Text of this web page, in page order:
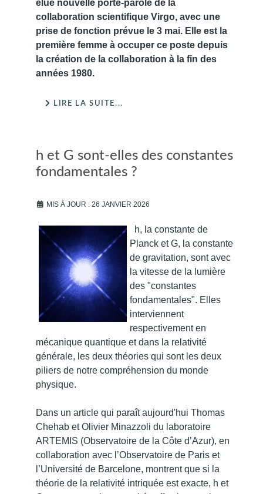
élue nouvelle porte-parole de la
collaboration scientifique Virgo, avec une
prise de fonction prévue le 3 mai. Elle est la
première femme à occuper ce poste depuis
la création de la collaboration à la fin des
années 1980.
LIRE LA SUITE...
h et G sont-elles des constantes
fondamentales ?
MIS À JOUR : 26 JANVIER 2026
h, la constante de
Planck et G, la constante
de gravitation, sont avec
la vitesse de la lumière
des "constantes
fondamentales". Elles
interviennent
respectivement en
mécanique quantique et dans la relativité
générale, les deux théories qui sont les deux
piliers de notre compréhension du monde
physique.
Dans un article qui paraît aujourd'hui Thomas
Chehab et Olivier Minazzoli du laboratoire
ARTEMIS (Observatoire de la Côte d’Azur), en
collaboration avec l’Observatoire de Paris et
l’Université de Barcelone, montrent que si la
théorie de la relativité intriquée est exacte, h et